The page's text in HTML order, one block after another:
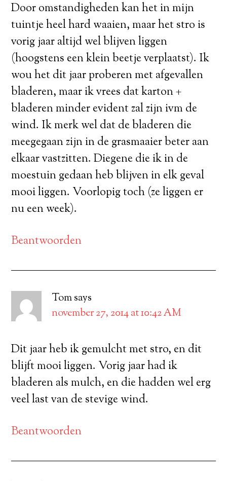
Door omstandigheden kan het in mijn
tuintje heel hard waaien, maar het stro is
vorig jaar altijd wel blijven liggen
(hoogstens een klein beetje verplaatst). Ik
wou het dit jaar proberen met afgevallen
bladeren, maar ik vrees dat karton +
bladeren minder evident zal zijn ivm de
wind. Ik merk wel dat de bladeren die
meegegaan zijn in de grasmaaier beter aan
elkaar vastzitten. Diegene die ik in de
moestuin gedaan heb blijven in elk geval
mooi liggen. Voorlopig toch (ze liggen er
nu een week).
Beantwoorden
Tomsays
november 27, 2014 at 10:42 AM
Dit jaar heb ik gemulcht met stro, en dit
blijft mooi liggen. Vorig jaar had ik
bladeren als mulch, en die hadden wel erg
veel last van de stevige wind.
Beantwoorden